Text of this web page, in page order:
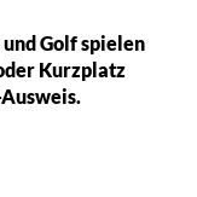
Golf spielen
Kurzplatz